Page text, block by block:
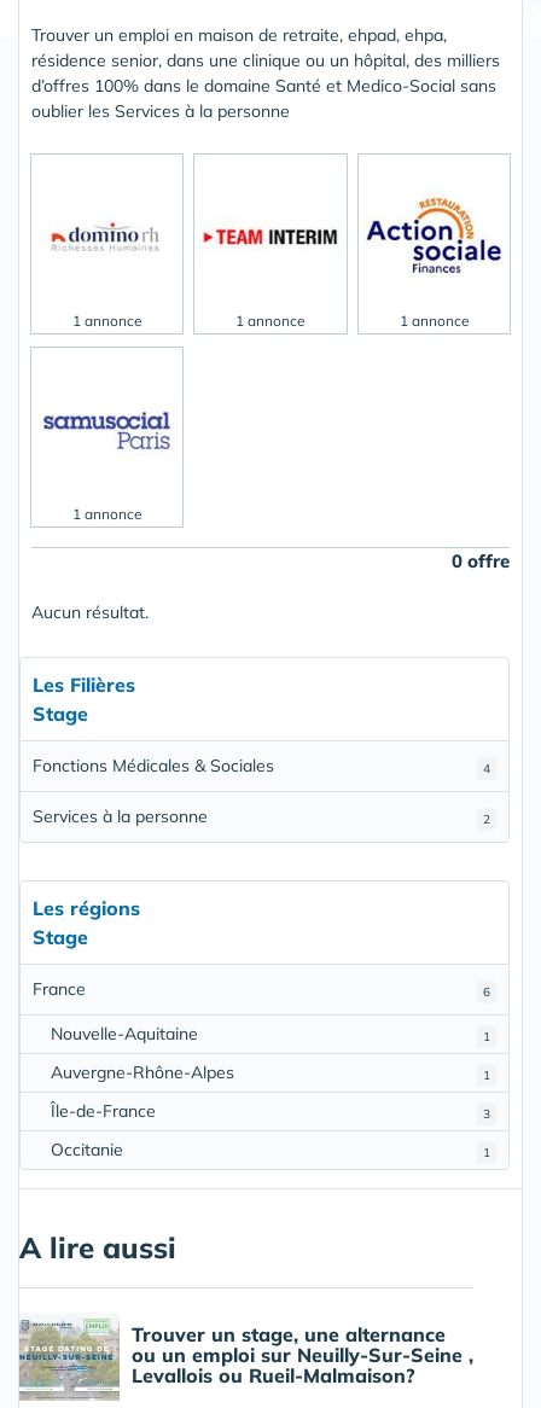
Trouver un emploi en maison de retraite, ehpad, ehpa,
résidence senior, dans une clinique ou un hôpital, des milliers
d’offres 100% dans le domaine Santé et Medico-Social sans
oublier les Services à la personne
1 annonce 1 annonce 1 annonce
1 annonce
0 offre
Aucun résultat.
Les Filières
Stage
4
Fonctions Médicales & Sociales
2
Services à la personne
Les régions
Stage
6
France
1
Nouvelle-Aquitaine
1
Auvergne-Rhône-Alpes
3
Île-de-France
1
Occitanie
A lire aussi
Trouver un stage, une alternance
ou un emploi sur Neuilly-Sur-Seine ,
Levallois ou Rueil-Malmaison?